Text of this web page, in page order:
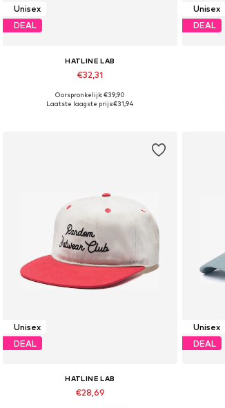
Unisex
DEAL
HATLINE LAB
€32,31
Beschikbare maten: 55-60
Oorspronkelijk: €39,90
Laatste laagste prijs:€31,94
Unisex
DEAL
Unisex
DEAL
HATLINE LAB
€28,69
Unisex
DEAL